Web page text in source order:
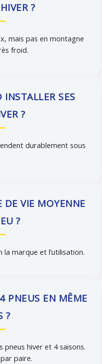
?
mais pas en montagne
froid.
SES
?
durablement sous
DE VIE MOYENNE
?
la marque et l’utilisation.
PNEUS EN MÊME
?
hiver et 4 saisons.
paire.